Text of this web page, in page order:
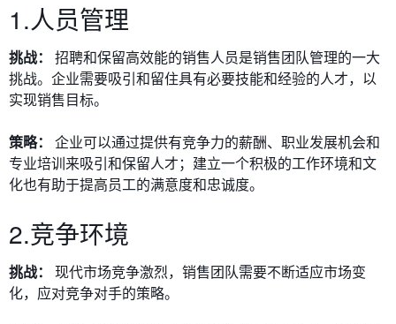
1.人员管理
挑战：
招聘和保留高效能的销售人员是销售团队管理的一大
挑战。企业需要吸引和留住具有必要技能和经验的人才，以
实现销售目标。
策略：
企业可以通过提供有竞争力的薪酬、职业发展机会和
专业培训来吸引和保留人才；建立一个积极的工作环境和文
化也有助于提高员工的满意度和忠诚度。
2.竞争环境
挑战：
现代市场竞争激烈，销售团队需要不断适应市场变
化，应对竞争对手的策略。